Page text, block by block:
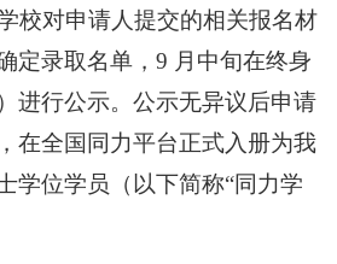
校对申请人提交的相关报名材
定录取名单，9 月中旬在终身
进行公示。公示无异议后申请
在全国同力平台正式入册为我
学位学员（以下简称“同力学